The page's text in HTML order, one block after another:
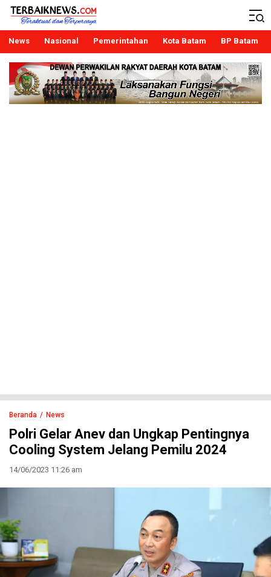
Terbaiknews
Teraktual dan Terpercaya
News Nasional Pemerintahan Kota Batam BP Batam
Beranda News
Polri Gelar Anev dan Ungkap Pentingnya
Cooling System Jelang Pemilu 2024
14/06/2023 11:26 am